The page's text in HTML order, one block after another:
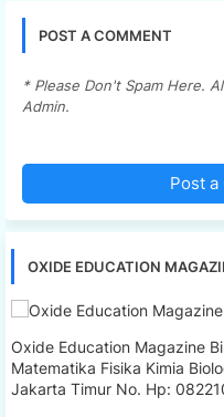
POST A COMMENT
* Please Don't Spam Here.
Admin.
Post a
OXIDE EDUCATION
Oxide Education Magazine
Matematika Fisika Kimia
Jakarta Timur No. Hp: